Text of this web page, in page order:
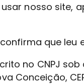
nosso site,
que
no CNPJ sob
Conceição,